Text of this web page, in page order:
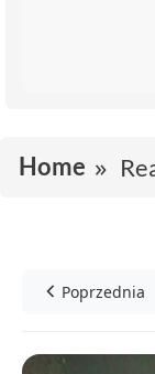
Home
Poprzednia